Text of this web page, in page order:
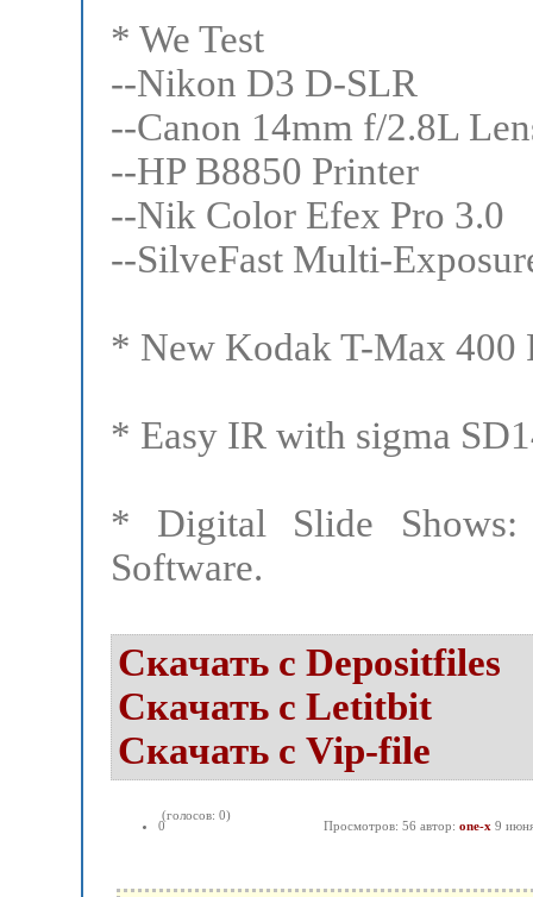
* We Test
--Nikon D3 D-SLR
--Canon 14mm f/2.8L
--HP B8850 Printer
--Nik Color Efex Pro 3.0
--SilveFast Multi-
* New Kodak T-Max 400
* Easy IR with sigma
* Digital Slide
Software.
Скачать с Depositfiles
Скачать с Letitbit
Скачать с Vip-file
0
(голосов: 0)
Просмотров: 56 автор: one-x 9